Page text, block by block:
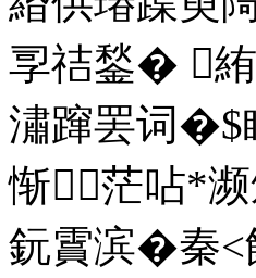
孠祮鍫� 絠
潚蹿罢词�$
惭茫呫*
鈨霣滨�秦